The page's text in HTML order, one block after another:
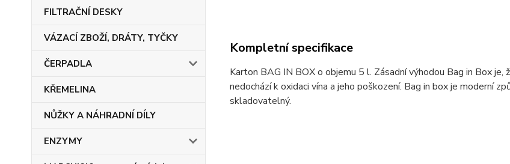
FILTRAČNÍ DESKY
VÁZACÍ ZBOŽÍ, DRÁTY, TYČKY
ČERPADLA
KŘEMELINA
NŮŽKY A NÁHRADNÍ DÍLY
ENZYMY
Kompletní specifikace
Karton BAG IN BOX o objemu 5 l. Zásadní výhodou Bag in Box
nedochází k oxidaci vína a jeho poškození. Bag in box je moderní
skladovatelný.